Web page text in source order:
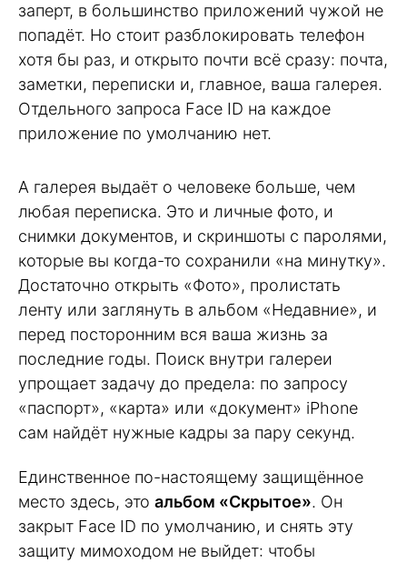
заперт, в большинство приложений чужой не
попадёт. Но стоит разблокировать телефон
хотя бы раз, и открыто почти всё сразу: почта,
заметки, переписки и, главное, ваша галерея.
Отдельного запроса Face ID на каждое
приложение по умолчанию нет.
А галерея выдаёт о человеке больше, чем
любая переписка. Это и личные фото, и
снимки документов, и скриншоты с паролями,
которые вы когда-то сохранили «на минутку».
Достаточно открыть «Фото», пролистать
ленту или заглянуть в альбом «Недавние», и
перед посторонним вся ваша жизнь за
последние годы. Поиск внутри галереи
упрощает задачу до предела: по запросу
«паспорт», «карта» или «документ» iPhone
сам найдёт нужные кадры за пару секунд.
Единственное по-настоящему защищённое
место здесь, это альбом «Скрытое». Он
закрыт Face ID по умолчанию, и снять эту
защиту мимоходом не выйдет: чтобы